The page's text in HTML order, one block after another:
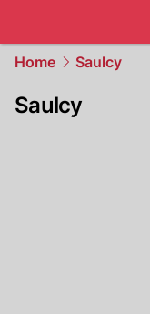
Home Saulcy
Saulcy